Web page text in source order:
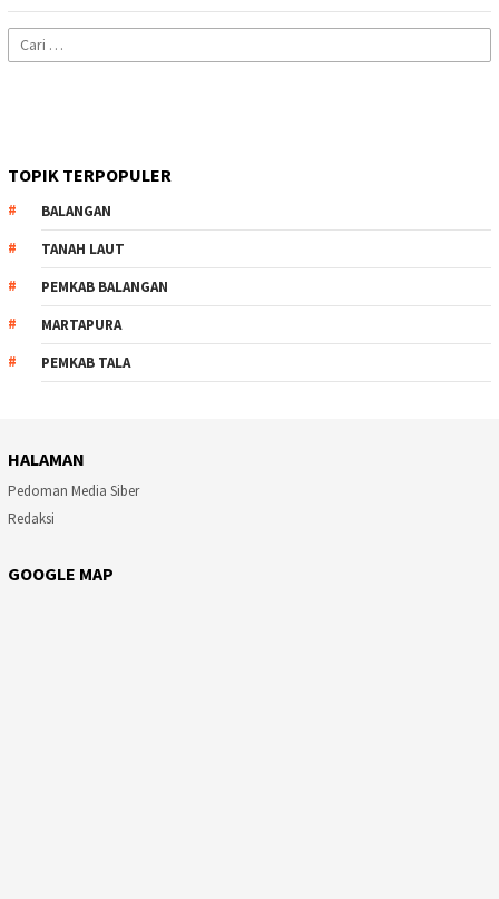
Cari
untuk:
TOPIK TERPOPULER
BALANGAN
TANAH LAUT
PEMKAB BALANGAN
MARTAPURA
PEMKAB TALA
HALAMAN
Pedoman Media Siber
Redaksi
GOOGLE MAP